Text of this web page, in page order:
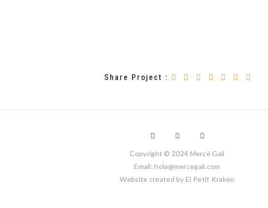
Share Project :
Copyright © 2024 Mercè Galí
Email: hola@mercegali.com
Website created by El Petit Kraken